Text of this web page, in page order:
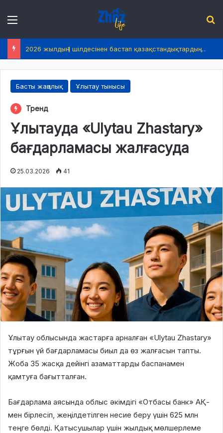
2026 жылдың 1 шілдесінен бастап қазақстандықтардың өмірінде не өзгереді?
Басты жаңалық Ұлытау тынысы
Тренд
Ұлытауда «Ulytau Zhastary»
бағдарламасы жалғасуда
25.03.2026 41
Ұлытау облысында жастарға арналған «Ulytau Zhastary»
тұрғын үй бағдарламасы биыл да өз жалғасын тапты.
Жоба 35 жасқа дейінгі азаматтарды баспанамен
қамтуға бағытталған.
Бағдарлама аясында облыс әкімдігі «Отбасы банк» АҚ-
мен бірлесіп, жеңілдетілген несие беру үшін 625 млн
теңге бөлді. Қатысушылар үшін жылдық мөлшерлеме